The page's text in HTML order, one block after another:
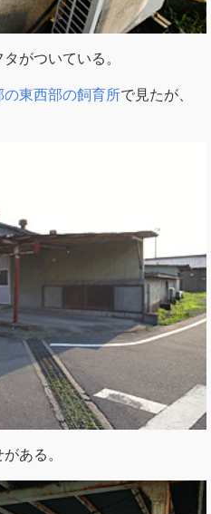
がついている。
の東西部の飼育所で見たが、
ある。